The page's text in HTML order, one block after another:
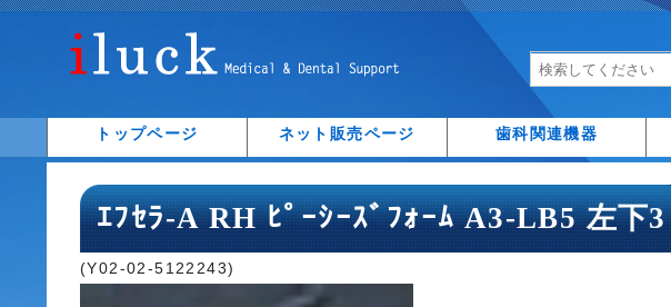
トップページ ネット販売ページ 歯科関連機器
ｴﾌｾﾗ-A RH ﾋﾟｰｼｰｽﾞﾌｫｰﾑ A3-LB5 左下3
(Y02-02-5122243)